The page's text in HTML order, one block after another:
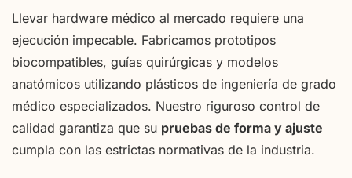
Llevar hardware médico al mercado requiere una
ejecución impecable. Fabricamos prototipos
biocompatibles, guías quirúrgicas y modelos
anatómicos utilizando plásticos de ingeniería de grado
médico especializados. Nuestro riguroso control de
calidad garantiza que su pruebas de forma y ajuste
cumpla con las estrictas normativas de la industria.